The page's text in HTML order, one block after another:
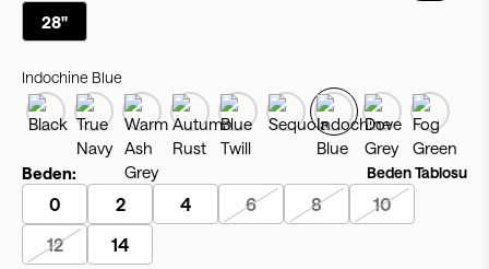
28"
Indochine Blue
Beden: Beden Tablosu
0 2 4 6 8
10
12
14